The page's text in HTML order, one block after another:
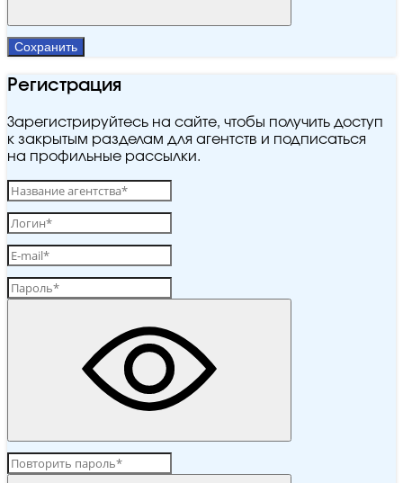
Сохранить
Регистрация
Зарегистрируйтесь на сайте, чтобы получить доступ
к закрытым разделам для агентств и подписаться
на профильные рассылки.